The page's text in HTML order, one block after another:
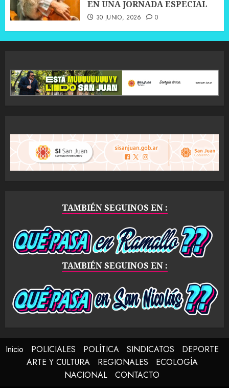
EN UNA JORNADA ESPECIAL
30 JUNIO, 2026 0
TAMBIÉN SEGUINOS EN :
TAMBIÉN SEGUINOS EN :
Inicio POLICIALES POLÍTICA SINDICATOS
DEPORTE
ARTE Y CULTURA
REGIONALES
ECOLOGÍA
NACIONAL
CONTACTO